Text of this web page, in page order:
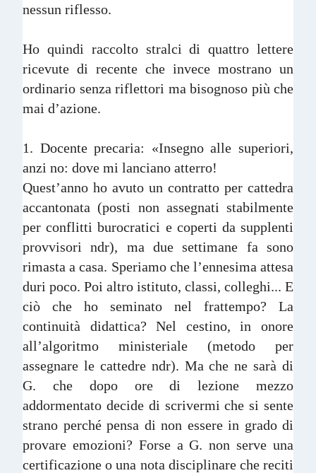
nessun riflesso.
Ho quindi raccolto stralci di quattro lettere
ricevute di recente che invece mostrano un
ordinario senza riflettori ma bisognoso più che
mai d’azione.
1. Docente precaria: «Insegno alle superiori,
anzi no: dove mi lanciano atterro!
Quest’anno ho avuto un contratto per cattedra
accantonata (posti non assegnati stabilmente
per conflitti burocratici e coperti da supplenti
provvisori ndr), ma due settimane fa sono
rimasta a casa. Speriamo che l’ennesima attesa
duri poco. Poi altro istituto, classi, colleghi... E
ciò che ho seminato nel frattempo? La
continuità didattica? Nel cestino, in onore
all’algoritmo ministeriale (metodo per
assegnare le cattedre ndr). Ma che ne sarà di
G. che dopo ore di lezione mezzo
addormentato decide di scrivermi che si sente
strano perché pensa di non essere in grado di
provare emozioni? Forse a G. non serve una
certificazione o una nota disciplinare che reciti